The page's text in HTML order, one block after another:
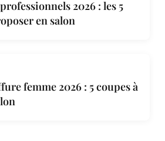
2026 : les 5
en salon
femme 2026 : 5 coupes à